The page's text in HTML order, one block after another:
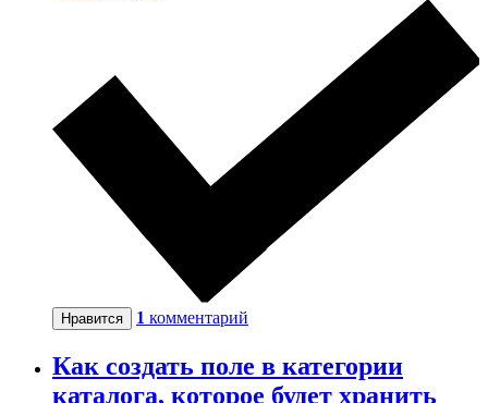
Нравится 1 комментарий
Как создать поле в категории
каталога, которое будет хранить